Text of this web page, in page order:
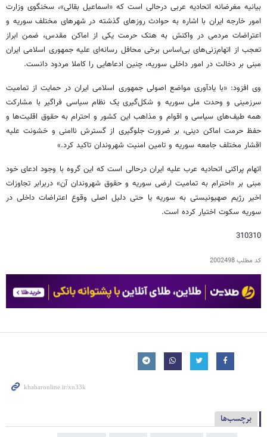
بیانیه مغرضانه اتحادیه عربی درحالی است که «اسماعیل بقائی»، سخنگوی وزارت
امور خارجه ایران با اشاره به حوادث روزهای گذشته در شهرهای مختلف سوریه و
اعتراضات مردمی در واکنش به هتک حرمت یکی از اماکن مقدس، ضمن ابراز
تعجب از اتهام‌زنی‌های بی‌اساس برخی محافل رسانه‌ای علیه جمهوری اسلامی ایران
مبنی بر دخالت در امور داخلی سوریه، چنین ادعاهایی را کاملا مردود دانست.
وی افزود: «با یادآوری مواضع اصولی جمهوری اسلامی ایران در حمایت از تمامیت
سرزمینی و وحدت ملی سوریه و شکل‌گیری یک نظام سیاسی فراگیر با مشارکت
همه طیف‌های سیاسی و اقوام و مذاهب این کشور و احترام به حقوق اقلیت‌ها و
حفظ حرمت اماکن دینی، بر ضرورت جلوگیری از گسترش ناامنی و خشونت علیه
اقشار مختلف جامعه سوریه و تامین امنیت شهروندان تاکید کرد.»
اتهام پراکنی اتحادیه عرب علیه ایران درحالی است که این گروه با وجود ادعای خود
مبنی بر «احترام به تمامیت ارضی سوریه و حقوق شهروندان آن» دربرابر تجاوزات
اخیر رژیم صهیونیستی به سوریه یا حتی دلیل اصلی وقوع اعتراضات داخلی در
سوریه سکوت اختیار کرده است.
310310
کد مطلب2002498
برچسب‌ها